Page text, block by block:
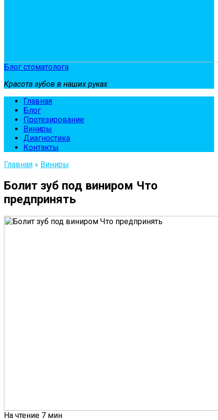
Блог стоматолога
Красота зубов в наших руках
Главная
Блог
Протезирование
Виниры
Диагностика
Контакты
Главная » Виниры
Болит зуб под виниром Что
предпринять
На чтение 7 мин